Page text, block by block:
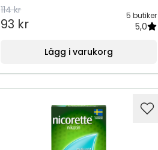
114 kr
93 kr
5 butiker
5,0
Lägg i varukorg